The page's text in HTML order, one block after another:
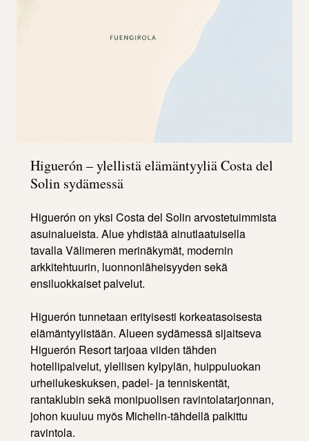
Higuerón – ylellistä elämäntyyliä Costa del
Solin sydämessä
Higuerón on yksi Costa del Solin arvostetuimmista
asuinalueista. Alue yhdistää ainutlaatuisella
tavalla Välimeren merinäkymät, modernin
arkkitehtuurin, luonnonläheisyyden sekä
ensiluokkaiset palvelut.
Higuerón tunnetaan erityisesti korkeatasoisesta
elämäntyylistään. Alueen sydämessä sijaitseva
Higuerón Resort tarjoaa viiden tähden
hotellipalvelut, ylellisen kylpylän, huippuluokan
urheilukeskuksen, padel- ja tenniskentät,
rantaklubin sekä monipuolisen ravintolatarjonnan,
johon kuuluu myös Michelin-tähdellä palkittu
ravintola.